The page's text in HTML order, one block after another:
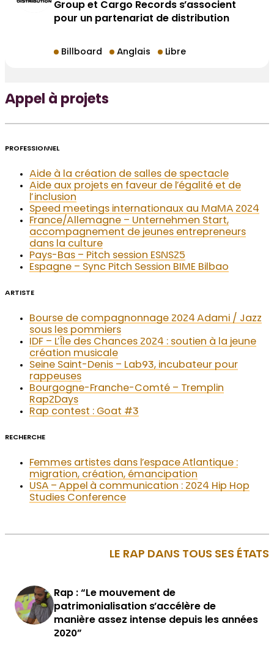
Group et Cargo Records s’associent
pour un partenariat de distribution
Billboard Anglais Libre
Appel à projets
PROFESSIONNEL
Aide à la création de salles de spectacle
Aide aux projets en faveur de l’égalité et de
l’inclusion
Speed meetings internationaux au MaMA 2024
France/Allemagne – Unternehmen Start,
accompagnement de jeunes entrepreneurs
dans la culture
Pays-Bas – Pitch session ESNS25
Espagne – Sync Pitch Session BIME Bilbao
ARTISTE
Bourse de compagnonnage 2024 Adami / Jazz
sous les pommiers
IDF – L’Île des Chances 2024 : soutien à la jeune
création musicale
Seine Saint-Denis – Lab93, incubateur pour
rappeuses
Bourgogne-Franche-Comté – Tremplin
Rap2Days
Rap contest : Goat #3
RECHERCHE
Femmes artistes dans l’espace Atlantique :
migration, création, émancipation
USA – Appel à communication : 2024 Hip Hop
Studies Conference
LE RAP DANS TOUS SES ÉTATS
Rap : “Le mouvement de
patrimonialisation s’accélère de
manière assez intense depuis les années
2020”